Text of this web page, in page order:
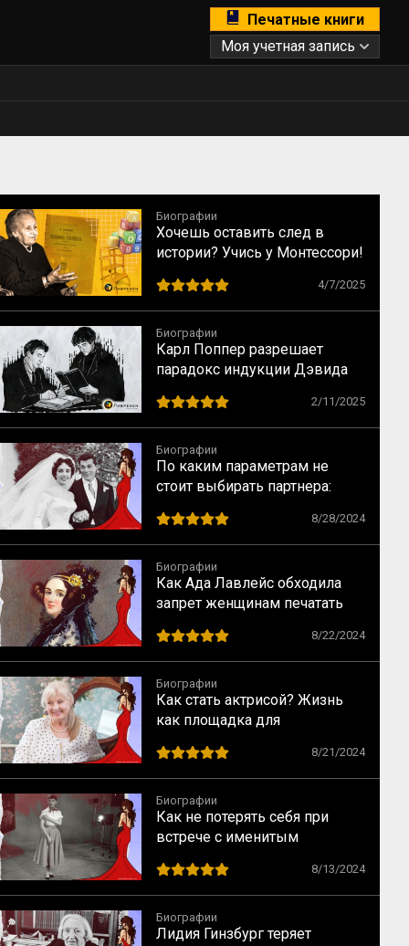
Печатные книги
Моя учетная запись
Биографии
Хочешь оставить след в
истории? Учись у Монтессори!
наследие
4/7/2025
Биографии
Карл Поппер разрешает
парадокс индукции Дэвида
2/11/2025
Биографии
По каким параметрам не
стоит выбирать партнера:
8/28/2024
Биографии
Как Ада Лавлейс обходила
запрет женщинам печатать
8/22/2024
Биографии
Как стать актрисой? Жизнь
как площадка для
8/21/2024
Биографии
Как не потерять себя при
встрече с именитым
Хепбёрн
8/13/2024
Биографии
Лидия Гинзбург теряет